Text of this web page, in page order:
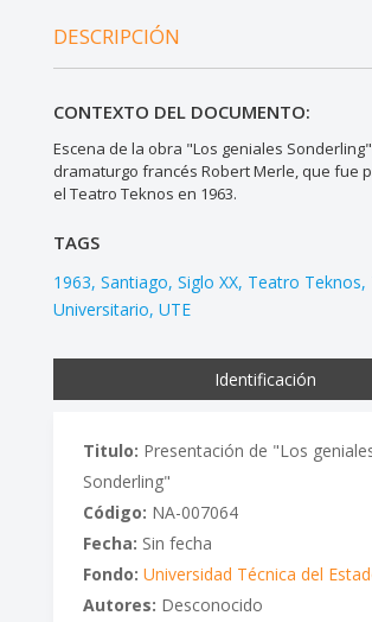
DESCRIPCIÓN
CONTEXTO DEL DOCUMENTO:
Escena de la obra "Los geniales
dramaturgo francés Robert Merle, que fue
el Teatro Teknos en 1963.
TAGS
1963 Santiago Siglo XX Teatro Teknos
Universitario UTE
Identificación
Titulo: Presentación de "Los
Sonderling"
Código: NA-007064
Fecha: Sin fecha
Fondo: Universidad Técnica del
Autores: Desconocido